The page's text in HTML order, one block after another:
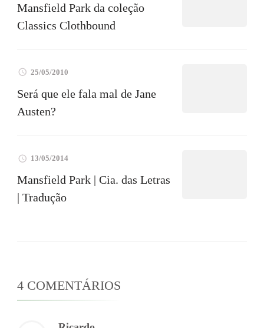
Mansfield Park da coleção
Classics Clothbound
25/05/2010
Será que ele fala mal de Jane
Austen?
13/05/2014
Mansfield Park | Cia. das Letras
| Tradução
4 COMENTÁRIOS